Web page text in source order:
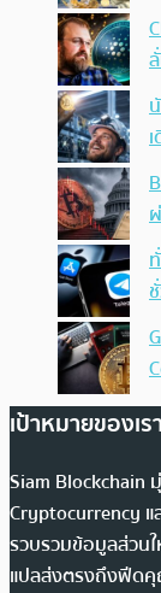
เป้าหมายของเรา
Siam Blockchain
Cryptocurrency แ
รวบรวมข้อมูลส่วนใ
แปลส่งตรงถึงฟีด